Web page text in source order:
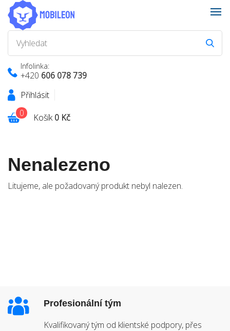
Infolinka:
+420 606 078 739
Přihlásit
Košík0 Kč
0
Nenalezeno
Litujeme, ale požadovaný produkt nebyl nalezen.
Profesionální tým
Kvalifikovaný tým od klientské podpory, přes